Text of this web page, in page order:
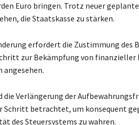
Euro bringen. Trotz neuer
die Staatskasse zu stärken.
erfordert die Zustimmung des
zur Bekämpfung von
die Verlängerung der
Schritt betrachtet, um konsequent
des Steuersystems zu wahren.